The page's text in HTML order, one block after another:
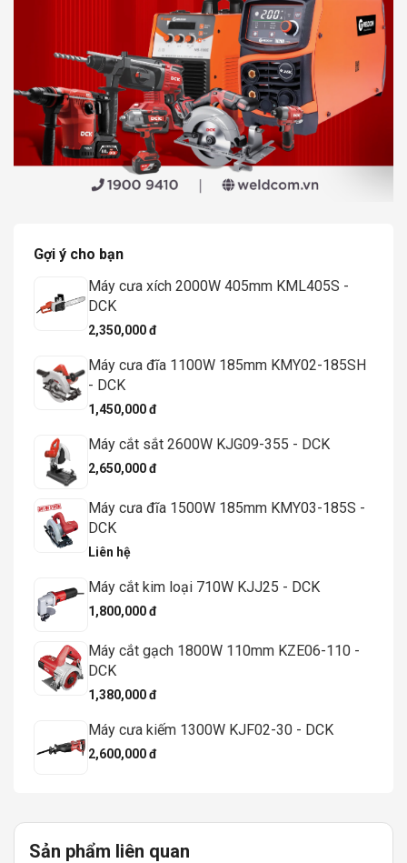
Gợi ý cho bạn
Máy cưa xích 2000W 405mm KML405S -
DCK
2,350,000 đ
Máy cưa đĩa 1100W 185mm KMY02-185SH
- DCK
1,450,000 đ
Máy cắt sắt 2600W KJG09-355 - DCK
2,650,000 đ
Máy cưa đĩa 1500W 185mm KMY03-185S -
DCK
Liên hệ
Máy cắt kim loại 710W KJJ25 - DCK
1,800,000 đ
Máy cắt gạch 1800W 110mm KZE06-110 -
DCK
1,380,000 đ
Máy cưa kiếm 1300W KJF02-30 - DCK
2,600,000 đ
Sản phẩm liên quan